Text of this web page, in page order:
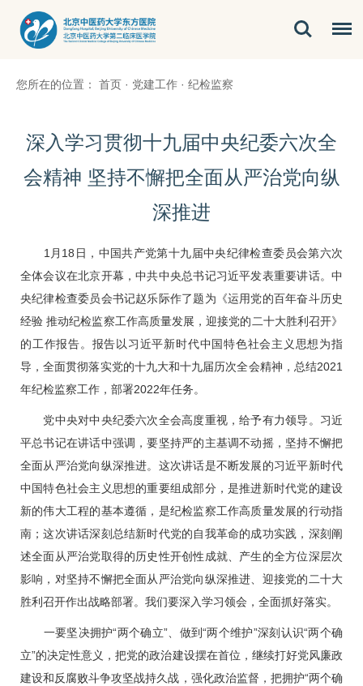
您所在的位置： 首页 · 党建工作 · 纪检监察
深入学习贯彻十九届中央纪委六次全
会精神 坚持不懈把全面从严治党向纵
深推进
1月18日，中国共产党第十九届中央纪律检查委员会第六次
全体会议在北京开幕，中共中央总书记习近平发表重要讲话。中
央纪律检查委员会书记赵乐际作了题为《运用党的百年奋斗历史
经验 推动纪检监察工作高质量发展，迎接党的二十大胜利召开》
的工作报告。报告以习近平新时代中国特色社会主义思想为指
导，全面贯彻落实党的十九大和十九届历次全会精神，总结2021
年纪检监察工作，部署2022年任务。
党中央对中央纪委六次全会高度重视，给予有力领导。习近
平总书记在讲话中强调，要坚持严的主基调不动摇，坚持不懈把
全面从严治党向纵深推进。这次讲话是不断发展的习近平新时代
中国特色社会主义思想的重要组成部分，是推进新时代党的建设
新的伟大工程的基本遵循，是纪检监察工作高质量发展的行动指
南；这次讲话深刻总结新时代党的自我革命的成功实践，深刻阐
述全面从严治党取得的历史性开创性成就、产生的全方位深层次
影响，对坚持不懈把全面从严治党向纵深推进、迎接党的二十大
胜利召开作出战略部署。我们要深入学习领会，全面抓好落实。
一要坚决拥护“两个确立”、做到“两个维护”深刻认识“两个确
立”的决定性意义，把党的政治建设摆在首位，继续打好党风廉政
建设和反腐败斗争攻坚战持久战，强化政治监督，把拥护“两个确